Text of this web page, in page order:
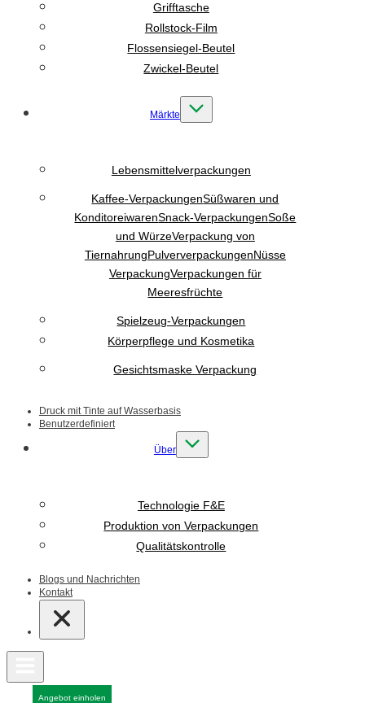
Grifftasche
Rollstock-Film
Flossensiegel-Beutel
Zwickel-Beutel
Märkte
Lebensmittelverpackungen
Kaffee-VerpackungenSüßwaren und
KonditoreiwarenSnack-VerpackungenSoße
und WürzeVerpackung von
TiernahrungPulververpackungenNüsse
VerpackungVerpackungen für
Meeresfrüchte
Spielzeug-Verpackungen
Körperpflege und Kosmetika
Gesichtsmaske Verpackung
Druck mit Tinte auf Wasserbasis
Benutzerdefiniert
Über
Technologie F&E
Produktion von Verpackungen
Qualitätskontrolle
Blogs und Nachrichten
Kontakt
Angebot einholen